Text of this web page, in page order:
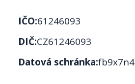
IČO:61246093
DIČ:CZ61246093
Datová schránka:fb9x7n4